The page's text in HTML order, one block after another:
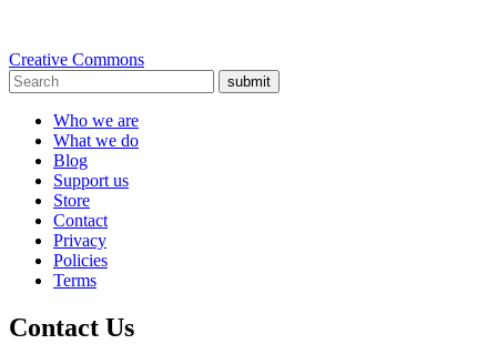
Creative Commons
submit
Who we are
What we do
Blog
Support us
Store
Contact
Privacy
Policies
Terms
Contact Us